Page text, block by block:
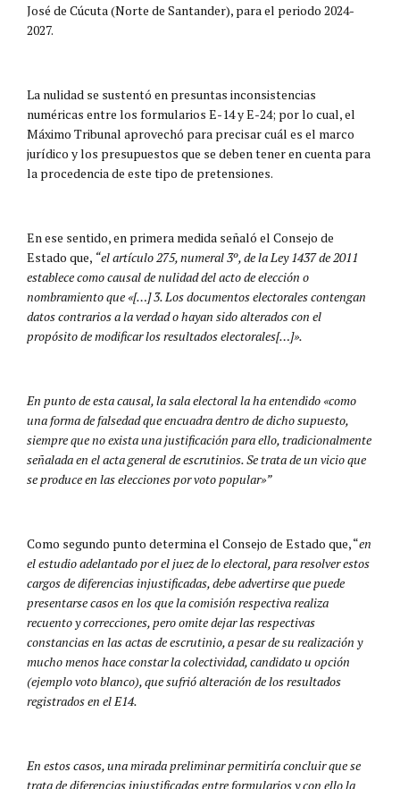
José de Cúcuta (Norte de Santander), para el periodo 2024-
2027.
La nulidad se sustentó en presuntas inconsistencias
numéricas entre los formularios E-14 y E-24; por lo cual, el
Máximo Tribunal aprovechó para precisar cuál es el marco
jurídico y los presupuestos que se deben tener en cuenta para
la procedencia de este tipo de pretensiones.
En ese sentido, en primera medida señaló el Consejo de
Estado que, “el artículo 275, numeral 3º, de la Ley 1437 de 2011
establece como causal de nulidad del acto de elección o
nombramiento que «[…] 3. Los documentos electorales contengan
datos contrarios a la verdad o hayan sido alterados con el
propósito de modificar los resultados electorales[…]».
En punto de esta causal, la sala electoral la ha entendido «como
una forma de falsedad que encuadra dentro de dicho supuesto,
siempre que no exista una justificación para ello, tradicionalmente
señalada en el acta general de escrutinios. Se trata de un vicio que
se produce en las elecciones por voto popular»”
Como segundo punto determina el Consejo de Estado que, “en
el estudio adelantado por el juez de lo electoral, para resolver estos
cargos de diferencias injustificadas, debe advertirse que puede
presentarse casos en los que la comisión respectiva realiza
recuento y correcciones, pero omite dejar las respectivas
constancias en las actas de escrutinio, a pesar de su realización y
mucho menos hace constar la colectividad, candidato u opción
(ejemplo voto blanco), que sufrió alteración de los resultados
registrados en el E14.
En estos casos, una mirada preliminar permitiría concluir que se
trata de diferencias injustificadas entre formularios y con ello la